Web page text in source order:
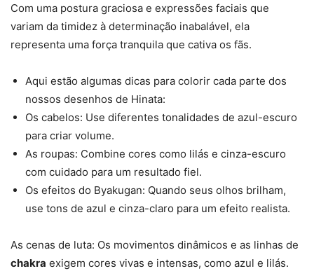
Com uma postura graciosa e expressões faciais que
variam da timidez à determinação inabalável, ela
representa uma força tranquila que cativa os fãs.
Aqui estão algumas dicas para colorir cada parte dos
nossos desenhos de Hinata:
Os cabelos: Use diferentes tonalidades de azul-escuro
para criar volume.
As roupas: Combine cores como lilás e cinza-escuro
com cuidado para um resultado fiel.
Os efeitos do Byakugan: Quando seus olhos brilham,
use tons de azul e cinza-claro para um efeito realista.
As cenas de luta: Os movimentos dinâmicos e as linhas de
chakra exigem cores vivas e intensas, como azul e lilás.